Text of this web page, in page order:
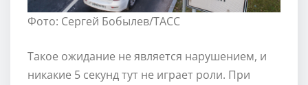
Фото: Сергей Бобылев/ТАСС
Такое ожидание не является нарушением, и
никакие 5 секунд тут не играет роли. При